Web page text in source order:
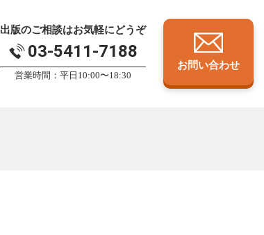
出版のご相談はお気軽にどうぞ
03-5411-7188
営業時間：平日10:00〜18:30
お問い合わせ